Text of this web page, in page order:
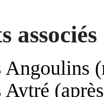
associés
Angoulins
Aytré